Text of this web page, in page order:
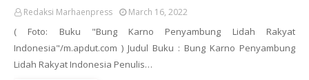
Redaksi Marhaenpress March 16, 2022
( Foto: Buku "Bung Karno Penyambung Lidah Rakyat
Indonesia"/m.apdut.com ) Judul Buku : Bung Karno Penyambung
Lidah Rakyat Indonesia Penulis…